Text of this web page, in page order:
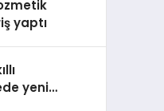
yaptı
yeni